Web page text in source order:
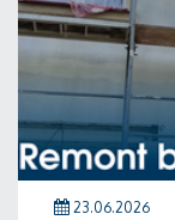
23.06.2026